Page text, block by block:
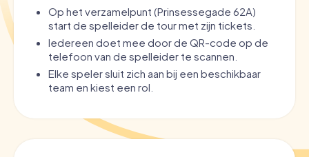
Op het verzamelpunt (Prinsessegade 62A)
start de spelleider de tour met zijn tickets.
Iedereen doet mee door de QR-code op de
telefoon van de spelleider te scannen.
Elke speler sluit zich aan bij een beschikbaar
team en kiest een rol.